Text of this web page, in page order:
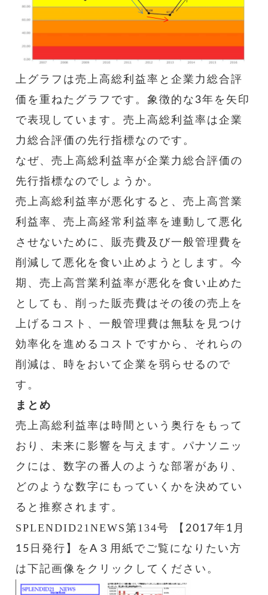
上グラフは売上高総利益率と企業力総合評
価を重ねたグラフです。象徴的な3年を矢印
で表現しています。売上高総利益率は企業
力総合評価の先行指標なのです。
なぜ、売上高総利益率が企業力総合評価の
先行指標なのでしょうか。
売上高総利益率が悪化すると、売上高営業
利益率、売上高経常利益率を連動して悪化
させないために、販売費及び一般管理費を
削減して悪化を食い止めようとします。今
期、売上高営業利益率が悪化を食い止めた
としても、削った販売費はその後の売上を
上げるコスト、一般管理費は無駄を見つけ
効率化を進めるコストですから、それらの
削減は、時をおいて企業を弱らせるので
す。
まとめ
売上高総利益率は時間という奥行をもって
おり、未来に影響を与えます。パナソニッ
クには、数字の番人のような部署があり、
どのような数字にもっていくかを決めてい
ると推察されます。
SPLENDID21NEWS第134号
【2017年1月
15日発行】をA３用紙でご覧になりたい方
は下記画像をクリックしてください。